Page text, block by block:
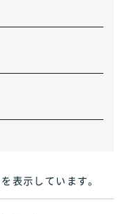
を表示しています。